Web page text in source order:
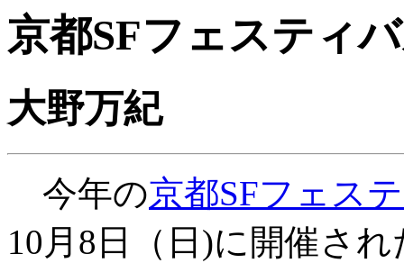
京都SFフェスティ
大野万紀
今年の京都SFフェス
10月8日（日)に開催さ